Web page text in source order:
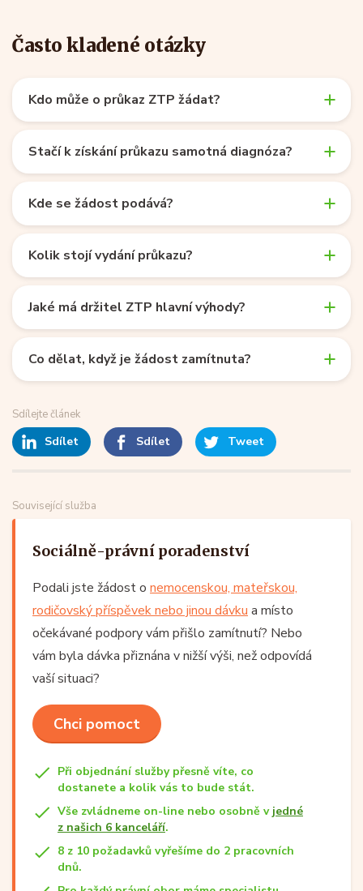
Často kladené otázky
Kdo může o průkaz ZTP žádat?
Stačí k získání průkazu samotná diagnóza?
Kde se žádost podává?
Kolik stojí vydání průkazu?
Jaké má držitel ZTP hlavní výhody?
Co dělat, když je žádost zamítnuta?
Sdílejte článek
Sdílet Sdílet Tweet
Související služba
Sociálně-právní poradenství
Podali jste žádost o nemocenskou, mateřskou,
rodičovský příspěvek nebo jinou dávku a místo
očekávané podpory vám přišlo zamítnutí? Nebo
vám byla dávka přiznána v nižší výši, než odpovídá
vaší situaci?
Chci pomoct
Při objednání služby přesně víte, co
dostanete a kolik vás to bude stát.
Vše zvládneme on-line nebo osobně v jedné
z našich 6 kanceláří.
8 z 10 požadavků vyřešíme do 2 pracovních
dnů.